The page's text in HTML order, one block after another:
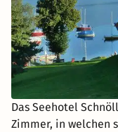
Das Seehotel
Zimmer, in welchen